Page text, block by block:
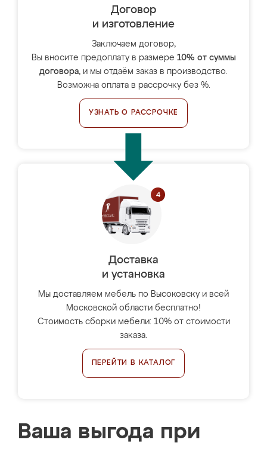
Договор
и изготовление
Заключаем договор,
Вы вносите предоплату в размере 10% от суммы
договора, и мы отдаём заказ в производство.
Возможна оплата в рассрочку без %.
УЗНАТЬ О РАССРОЧКЕ
Доставка
и установка
Мы доставляем мебель по Высоковску и всей
Московской области бесплатно!
Стоимость сборки мебели: 10% от стоимости
заказа.
ПЕРЕЙТИ В КАТАЛОГ
Ваша выгода при